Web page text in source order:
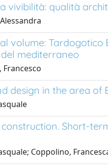
vivibilità: qualità
volume:
mediterraneo
Francesco
design in the area of
construction. Short-
Coppolino,